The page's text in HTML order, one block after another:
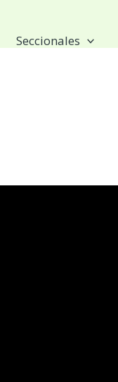
Seccionales